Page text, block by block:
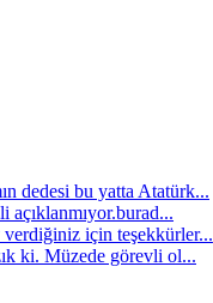
dedesi bu yatta Atatürk...
için teşekkürler...
ki. Müzede görevli ol...